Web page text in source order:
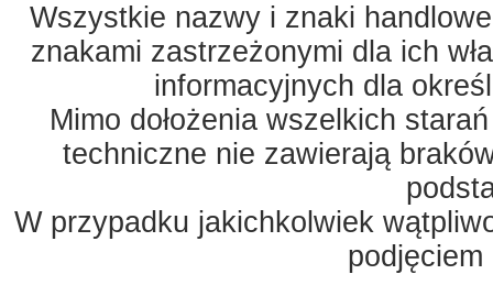
Wszystkie nazwy i znaki
znakami zastrzeżonymi dla ich
informacyjnych dla
Mimo dołożenia wszelkich
techniczne nie zawierają
W przypadku jakichkolwiek